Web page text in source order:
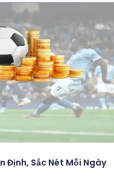
Định, Sắc Nét Mỗi Ngày